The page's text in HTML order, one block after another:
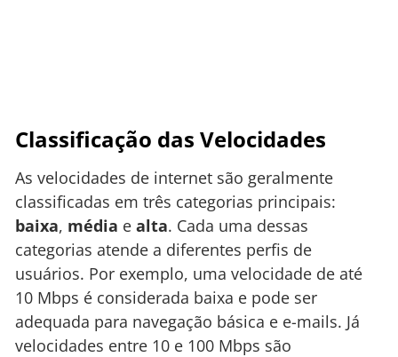
Classificação das Velocidades
As velocidades de internet são geralmente
classificadas em três categorias principais:
baixa, média e alta. Cada uma dessas
categorias atende a diferentes perfis de
usuários. Por exemplo, uma velocidade de até
10 Mbps é considerada baixa e pode ser
adequada para navegação básica e e-mails. Já
velocidades entre 10 e 100 Mbps são